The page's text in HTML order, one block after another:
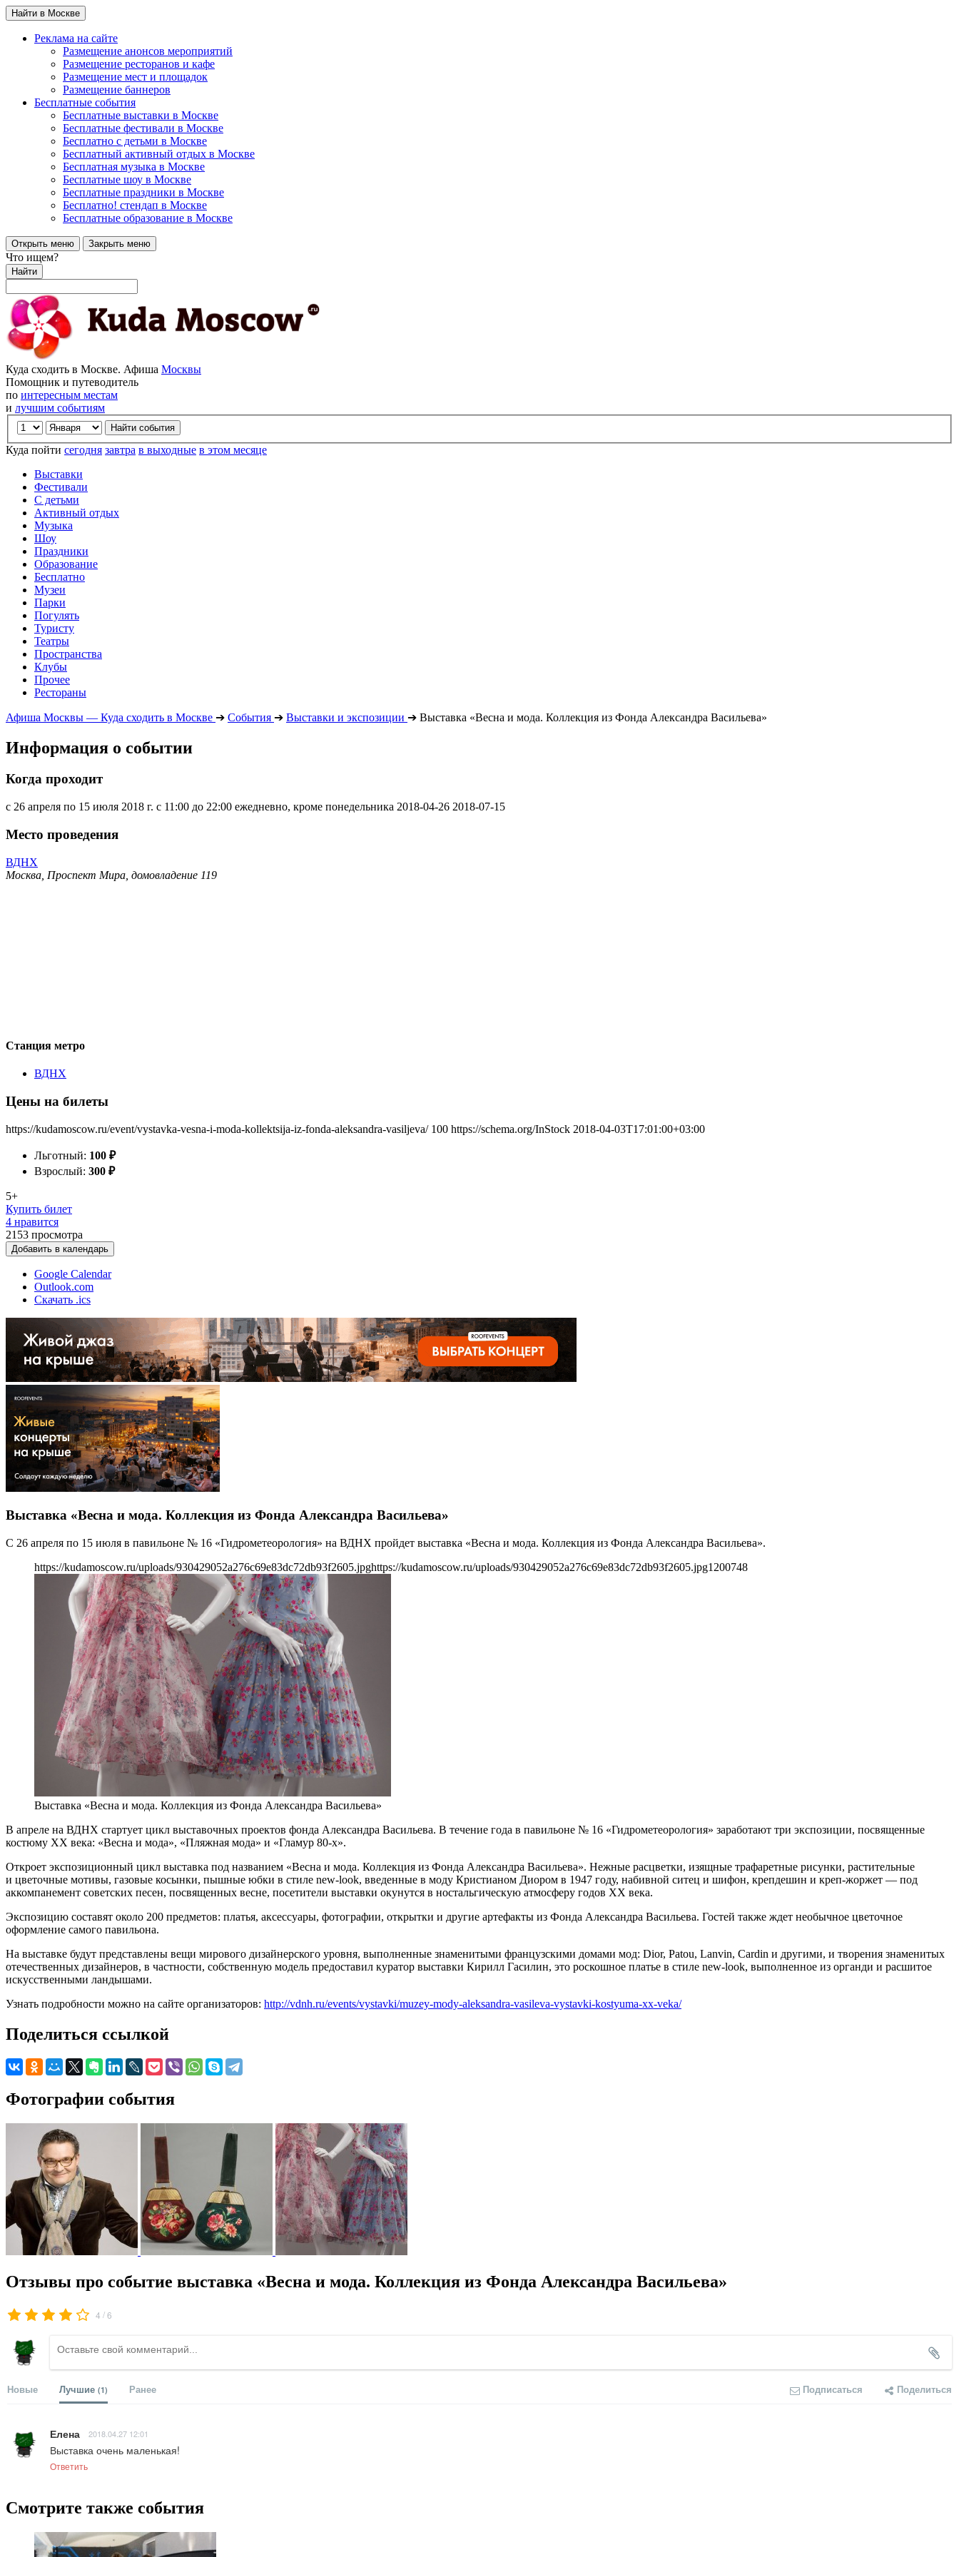
Найти в Москве
Реклама на сайте
Размещение анонсов мероприятий
Размещение ресторанов и кафе
Размещение мест и площадок
Размещение баннеров
Бесплатные события
Бесплатные выставки в Москве
Бесплатные фестивали в Москве
Бесплатно с детьми в Москве
Бесплатный активный отдых в Москве
Бесплатная музыка в Москве
Бесплатные шоу в Москве
Бесплатные праздники в Москве
Бесплатно! стендап в Москве
Бесплатные образование в Москве
Открыть меню Закрыть меню
Что ищем?
Найти
Куда сходить в Москве. Афиша Москвы
Помощник и путеводитель
по интересным местам
и лучшим событиям
Куда пойти сегодня завтра в выходные в этом месяце
Выставки
Фестивали
С детьми
Активный отдых
Музыка
Шоу
Праздники
Образование
Бесплатно
Музеи
Парки
Погулять
Туристу
Театры
Пространства
Клубы
Прочее
Рестораны
Афиша Москвы — Куда сходить в Москве ➔ События ➔ Выставки и экспозиции ➔ Выставка «Весна и мода. Коллекция из Фонда Александра Васильева»
Информация о событии
Когда проходит
с 26 апреля по 15 июля 2018 г. с 11:00 до 22:00 ежедневно, кроме понедельника 2018-04-26 2018-07-15
Место проведения
ВДНХ
Москва, Проспект Мира, домовладение 119
Станция метро
ВДНХ
Цены на билеты
https://kudamoscow.ru/event/vystavka-vesna-i-moda-kollektsija-iz-fonda-aleksandra-vasiljeva/ 100 https://schema.org/InStock 2018-04-03T17:01:00+03:00
Льготный: 100 ₽
Взрослый: 300 ₽
5+
Купить билет
4 нравится
2153 просмотра
Добавить в календарь
Google Calendar
Outlook.com
Скачать .ics
Выставка «Весна и мода. Коллекция из Фонда Александра Васильева»
С 26 апреля по 15 июля в павильоне № 16 «Гидрометеорология» на ВДНХ пройдет выставка «Весна и мода. Коллекция из Фонда Александра Васильева».
https://kudamoscow.ru/uploads/930429052a276c69e83dc72db93f2605.jpghttps://kudamoscow.ru/uploads/930429052a276c69e83dc72db93f2605.jpg1200748
Выставка «Весна и мода. Коллекция из Фонда Александра Васильева»
В апреле на ВДНХ стартует цикл выставочных проектов фонда Александра Васильева. В течение года в павильоне № 16 «Гидрометеорология» заработают три экспозиции, посвященные
костюму XX века: «Весна и мода», «Пляжная мода» и «Гламур 80-х».
Откроет экспозиционный цикл выставка под названием «Весна и мода. Коллекция из Фонда Александра Васильева». Нежные расцветки, изящные трафаретные рисунки, растительные
и цветочные мотивы, газовые косынки, пышные юбки в стиле new-look, введенные в моду Кристианом Диором в 1947 году, набивной ситец и шифон, крепдешин и креп-жоржет — под
аккомпанемент советских песен, посвященных весне, посетители выставки окунутся в ностальгическую атмосферу годов ХХ века.
Экспозицию составят около 200 предметов: платья, аксессуары, фотографии, открытки и другие артефакты из Фонда Александра Васильева. Гостей также ждет необычное цветочное
оформление самого павильона.
На выставке будут представлены вещи мирового дизайнерского уровня, выполненные знаменитыми французскими домами мод: Dior, Patou, Lanvin, Cardin и другими, и творения знаменитых
отечественных дизайнеров, в частности, собственную модель предоставил куратор выставки Кирилл Гасилин, это роскошное платье в стиле new-look, выполненное из органди и расшитое
искусственными ландышами.
Узнать подробности можно на сайте организаторов: http://vdnh.ru/events/vystavki/muzey-mody-aleksandra-vasileva-vystavki-kostyuma-xx-veka/
Поделиться ссылкой
Фотографии события
Отзывы про событие выставка «Весна и мода. Коллекция из Фонда Александра Васильева»
4 /6
Новые Лучшие (1) Ранее Подписаться Поделиться
Елена 2018.04.27 12:01
Выставка очень маленькая!
Ответить
Смотрите также события